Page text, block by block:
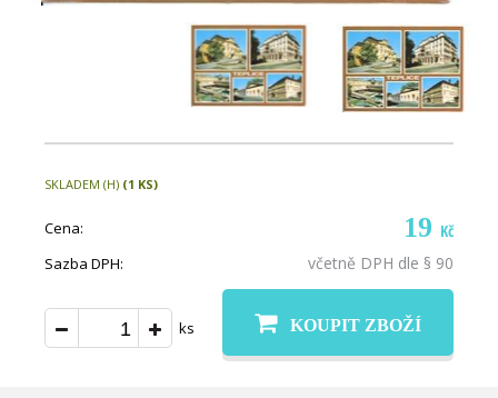
SKLADEM (H) (1 KS)
Cena: 19 Kč
Sazba DPH: včetně DPH dle § 90
ks KOUPIT ZBOŽÍ